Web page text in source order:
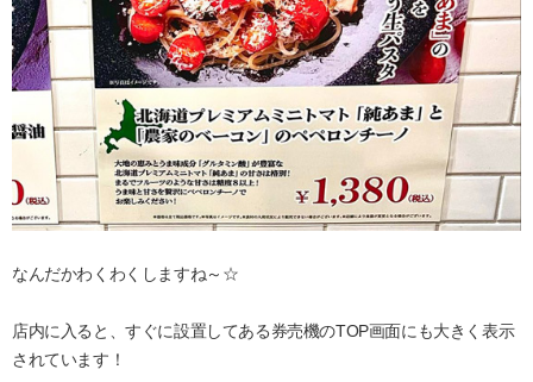
なんだかわくわくしますね～☆
店内に入ると、すぐに設置してある券売機のTOP画面にも大きく表示
されています！